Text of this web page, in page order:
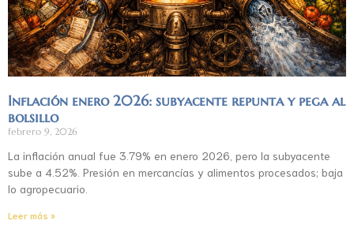
Inflación enero 2026: subyacente repunta y pega al
bolsillo
febrero 9, 2026
La inflación anual fue 3.79% en enero 2026, pero la subyacente
sube a 4.52%. Presión en mercancías y alimentos procesados; baja
lo agropecuario.
Leer más »